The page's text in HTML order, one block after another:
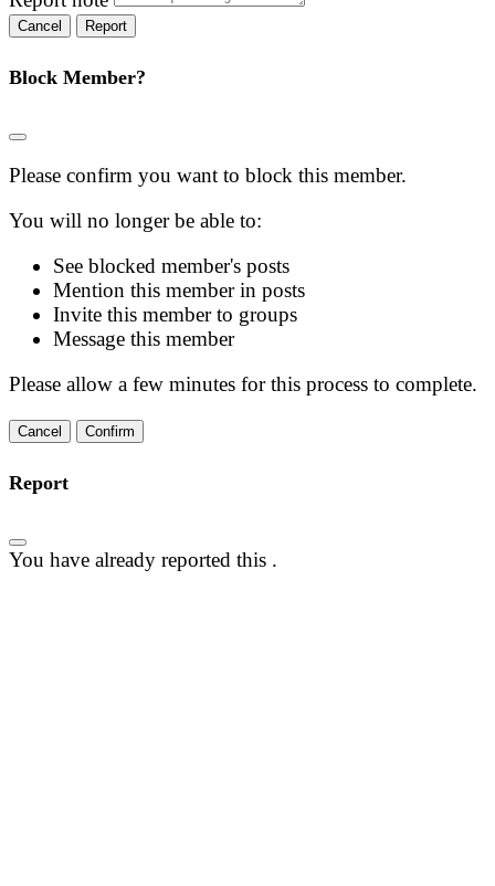
Report
Block Member?
Please confirm you want to block this member.
You will no longer be able to:
See blocked member's posts
Mention this member in posts
Invite this member to groups
Message this member
Please allow a few minutes for this process to complete.
Confirm
Report
You have already reported this .